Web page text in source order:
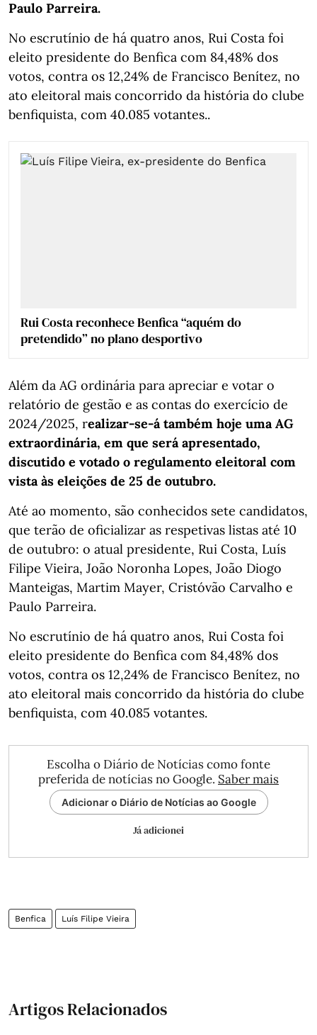
Paulo Parreira.
No escrutínio de há quatro anos, Rui Costa foi
eleito presidente do Benfica com 84,48% dos
votos, contra os 12,24% de Francisco Benítez, no
ato eleitoral mais concorrido da história do clube
benfiquista, com 40.085 votantes..
Rui Costa reconhece Benfica “aquém do
pretendido” no plano desportivo
Além da AG ordinária para apreciar e votar o
relatório de gestão e as contas do exercício de
2024/2025, realizar-se-á também hoje uma AG
extraordinária, em que será apresentado,
discutido e votado o regulamento eleitoral com
vista às eleições de 25 de outubro.
Até ao momento, são conhecidos sete candidatos,
que terão de oficializar as respetivas listas até 10
de outubro: o atual presidente, Rui Costa, Luís
Filipe Vieira, João Noronha Lopes, João Diogo
Manteigas, Martim Mayer, Cristóvão Carvalho e
Paulo Parreira.
No escrutínio de há quatro anos, Rui Costa foi
eleito presidente do Benfica com 84,48% dos
votos, contra os 12,24% de Francisco Benítez, no
ato eleitoral mais concorrido da história do clube
benfiquista, com 40.085 votantes.
Escolha o Diário de Notícias como fonte
preferida de notícias no Google. Saber mais
Adicionar o Diário de Notícias ao Google
Já adicionei
Benfica Luís Filipe Vieira
Artigos Relacionados